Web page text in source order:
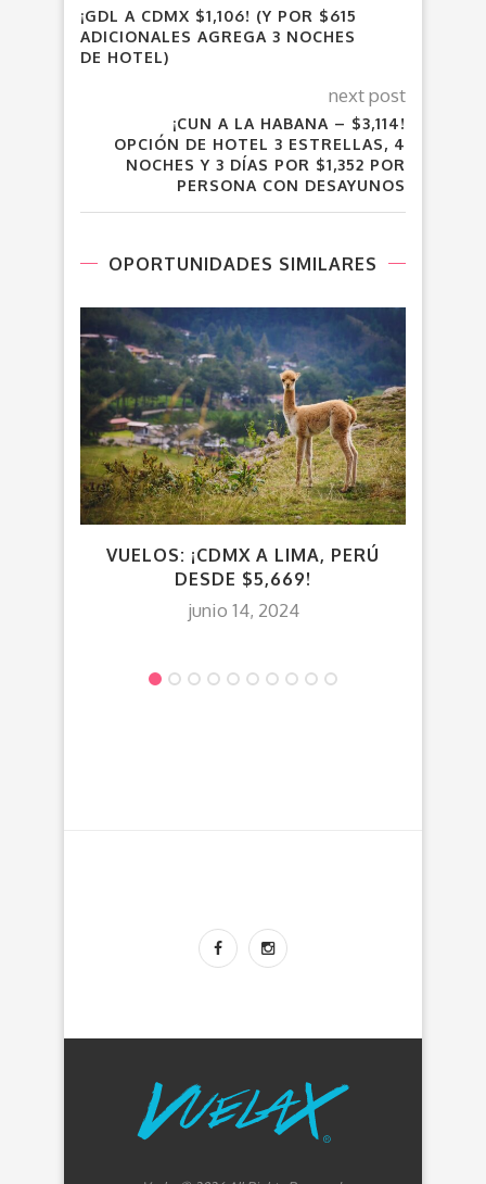
¡GDL A CDMX $1,106! (Y POR $615
ADICIONALES AGREGA 3 NOCHES
DE HOTEL)
next post
¡CUN A LA HABANA – $3,114!
OPCIÓN DE HOTEL 3 ESTRELLAS, 4
NOCHES Y 3 DÍAS POR $1,352 POR
PERSONA CON DESAYUNOS
OPORTUNIDADES SIMILARES
VUELOS: ¡CDMX A LIMA, PERÚ
DESDE $5,669!
junio 14, 2024